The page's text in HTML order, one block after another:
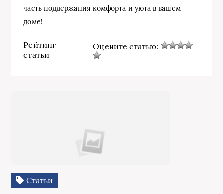
часть поддержания комфорта и уюта в вашем
доме!
Рейтинг
статьи
Оцените статью:
Статьи